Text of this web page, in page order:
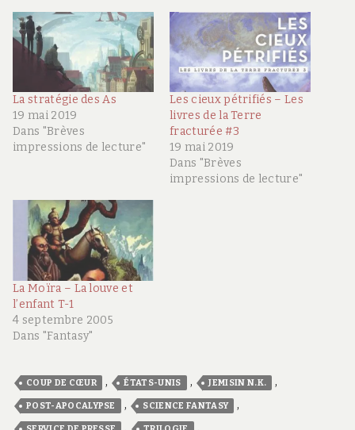
La stratégie des As
19 mai 2019
Dans "Brèves
impressions de lecture"
Les cieux pétrifiés – Les
livres de la Terre
fracturée #3
19 mai 2019
Dans "Brèves
impressions de lecture"
La Moïra – La louve et
l’enfant T-1
4 septembre 2005
Dans "Fantasy"
COUP DE CŒUR , ÉTATS-UNIS , JEMISIN N.K. ,
POST-APOCALYPSE , SCIENCE FANTASY ,